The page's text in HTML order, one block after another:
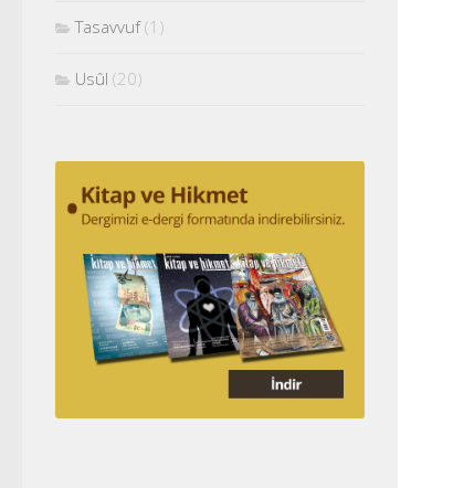
Tasavvuf(1)
Usûl (20)